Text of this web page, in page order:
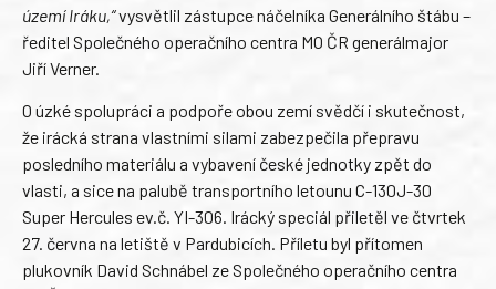
území Iráku,“vysvětlil zástupce náčelníka Generálního štábu –
ředitel Společného operačního centra MO ČR generálmajor
Jiří Verner.
O úzké spolupráci a podpoře obou zemí svědčí i skutečnost,
že irácká strana vlastními silami zabezpečila přepravu
posledního materiálu a vybavení české jednotky zpět do
vlasti, a sice na palubě transportního letounu C-130J-30
Super Hercules ev.č. YI-306. Irácký speciál přiletěl ve čtvrtek
27. června na letiště v Pardubicích. Příletu byl přítomen
plukovník David Schnábel ze Společného operačního centra